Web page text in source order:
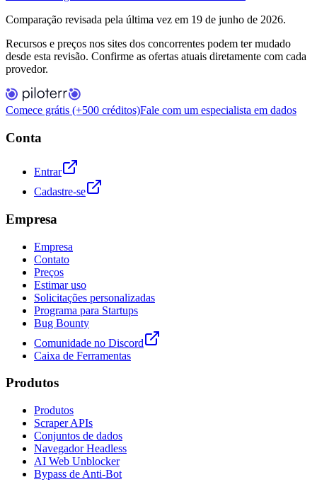
Comparação revisada pela última vez em 19 de junho de 2026.
Recursos e preços nos sites dos concorrentes podem ter mudado
desde esta revisão. Confirme as ofertas atuais diretamente com cada
provedor.
Comece grátis (+500 créditos)Fale com um especialista em dados
Conta
Entrar
Cadastre-se
Empresa
Empresa
Contato
Preços
Estimar uso
Solicitações personalizadas
Programa para Startups
Bug Bounty
Comunidade no Discord
Caixa de Ferramentas
Produtos
Produtos
Scraper APIs
Conjuntos de dados
Navegador Headless
AI Web Unblocker
Bypass de Anti-Bot